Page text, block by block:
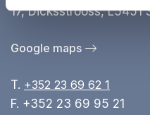
17, Dicksstrooss, L5451
Google maps
T. +352 23 69 62 1
F. +352 23 69 95 21